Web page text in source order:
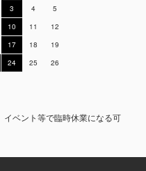
3 4
5
10 11
12
17 18
19
24 25
26
ベント等で臨時休業になる可